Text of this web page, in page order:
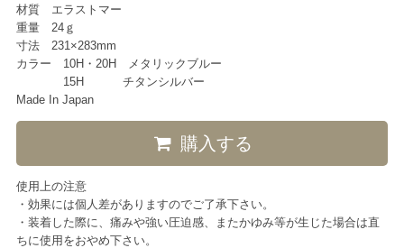
材質 エラストマー
重量 24ｇ
寸法 231×283mm
カラー 10H・20H メタリックブルー
15H チタンシルバー
Made In Japan
購入する
使用上の注意
・効果には個人差がありますのでご了承下さい。
・装着した際に、痛みや強い圧迫感、またかゆみ等が生じた場合は直
ちに使用をおやめ下さい。